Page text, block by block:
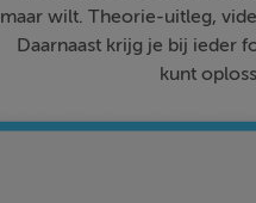
maar wilt. Theorie-uitleg,
Daarnaast krijg je bij ieder
kunt